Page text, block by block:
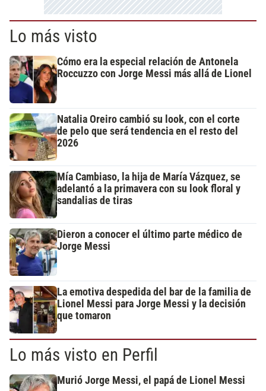
Lo más visto
Cómo era la especial relación de Antonela
Roccuzzo con Jorge Messi más allá de Lionel
Natalia Oreiro cambió su look, con el corte
de pelo que será tendencia en el resto del
2026
Mía Cambiaso, la hija de María Vázquez, se
adelantó a la primavera con su look floral y
sandalias de tiras
Dieron a conocer el último parte médico de
Jorge Messi
La emotiva despedida del bar de la familia de
Lionel Messi para Jorge Messi y la decisión
que tomaron
Lo más visto en Perfil
Murió Jorge Messi, el papá de Lionel Messi